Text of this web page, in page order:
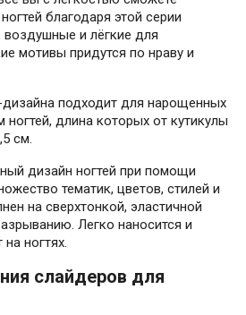
благодаря этой серии
и лёгкие для
мотивы придутся по нраву и
подходит для нарощенных
длина которых от кутикулы
см.
дизайн ногтей при помощи
тематик, цветов, стилей и
на сверхтонкой, эластичной
Легко наносится и
ногтях.
слайдеров для